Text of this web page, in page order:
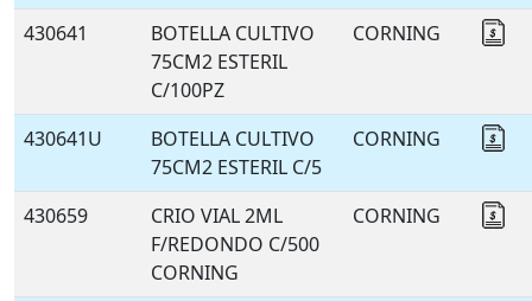
430641
BOTELLA CULTIVO
75CM2 ESTERIL
C/100PZ
CORNING
430641U
BOTELLA CULTIVO
75CM2 ESTERIL C/5
CORNING
430659
CRIO VIAL 2ML
F/REDONDO C/500
CORNING
CORNING